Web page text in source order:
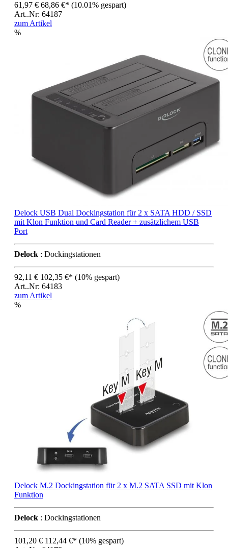
61,97 € 68,86 €* (10.01% gespart)
Art..Nr: 64187
zum Artikel
%
Delock USB Dual Dockingstation für 2 x SATA HDD / SSD
mit Klon Funktion und Card Reader + zusätzlichem USB
Port
Delock : Dockingstationen
92,11 € 102,35 €* (10% gespart)
Art..Nr: 64183
zum Artikel
%
Delock M.2 Dockingstation für 2 x M.2 SATA SSD mit Klon
Funktion
Delock : Dockingstationen
101,20 € 112,44 €* (10% gespart)